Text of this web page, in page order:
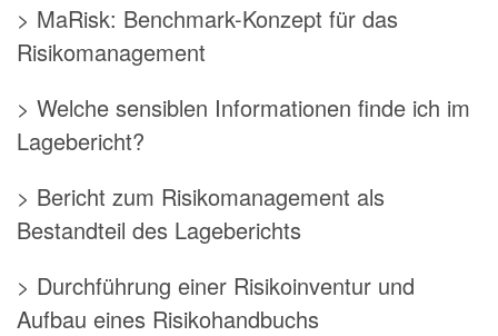
> MaRisk: Benchmark-Konzept für das
Risikomanagement
> Welche sensiblen Informationen finde ich im
Lagebericht?
> Bericht zum Risikomanagement als
Bestandteil des Lageberichts
> Durchführung einer Risikoinventur und
Aufbau eines Risikohandbuchs